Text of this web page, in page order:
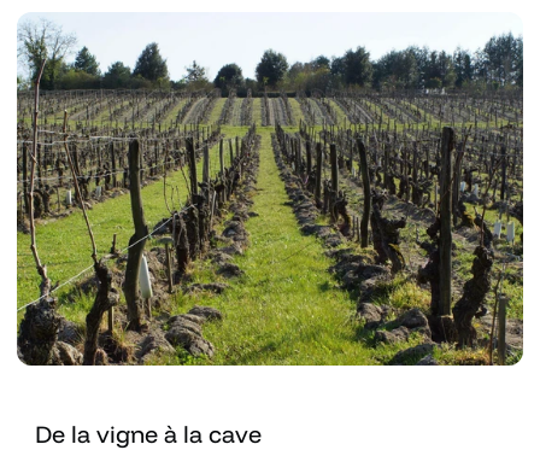
De la vigne à la cave